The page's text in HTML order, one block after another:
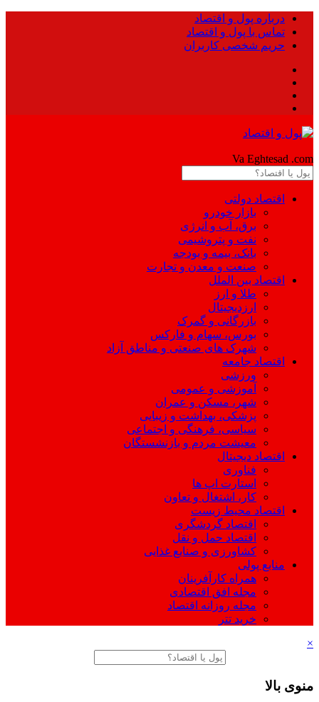
درباره پول و اقتصاد
تماس با پول و اقتصاد
حریم شخصی کاربران
Va Eghtesad .com
اقتصاد دولتی
بازار خودرو
برق، آب و انرژی
نفت و پتروشیمی
بانک، بیمه و بودجه
صنعت و معدن و تجارت
اقتصاد بین الملل
طلا و ارز
ارزدیجیتال
بازرگانی و گمرک
بورس، سهام و فارکس
شهرک های صنعتی و مناطق آزاد
اقتصاد جامعه
ورزشی
آموزشی و عمومی
شهر، مسکن و عمران
پزشکی، بهداشت و زیبایی
سیاسی، فرهنگی و اجتماعی
معیشت مردم و بازنشستگان
اقتصاد دیجیتال
فناوری
استارت اپ ها
کار، اشتغال و تعاون
اقتصاد محیط زیست
اقتصاد گردشگری
اقتصاد حمل و نقل
کشاورزی و صنایع غذایی
منابع پولی
همراه کارآفرینان
مجله افق اقتصادی
مجله روزانه اقتصاد
خرید تتر
×
منوی بالا